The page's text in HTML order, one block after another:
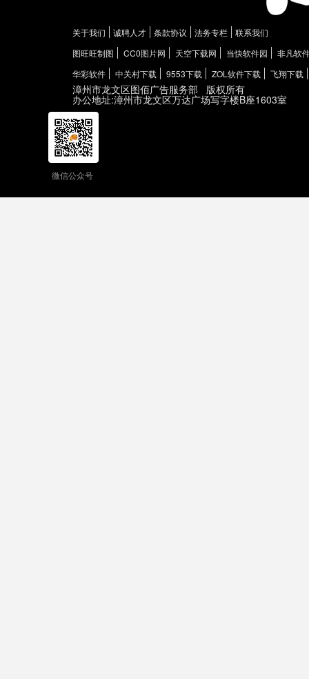
关于我们 诚聘人才 条款协议 法务专栏
联系我们
图旺旺制图
CC0图片网 天空下载网 当快软件园
非凡软
华彩软件
中关村下载 9553下载 ZOL软件下载 飞翔下载
漳州市龙文区图佰广告服务部 版权所有
办公地址:漳州市龙文区万达广场写字楼B座1603室
微信公众号